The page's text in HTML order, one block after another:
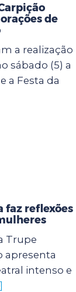
de
a realização
sábado (5) a
a Festa da
faz reflexões
Trupe
apresenta
intenso e